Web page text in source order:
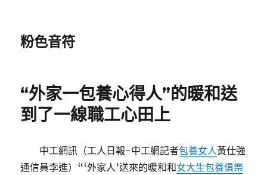
粉色音符
“外家一包養心得人”的暖和送
到了一線職工心田上
中工網訊（工人日報-中工網記者包養女人黃仕強
通信員李進）“‘外家人’送來的暖和和女大生包養俱樂